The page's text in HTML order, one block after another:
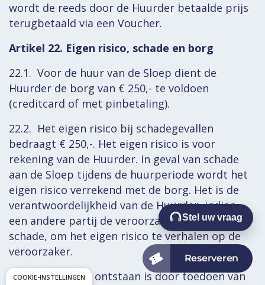
wordt de reeds door de Huurder betaalde prijs
terugbetaald via een Voucher.
Artikel 22. Eigen risico, schade en borg
22.1. Voor de huur van de Sloep dient de
Huurder de borg van € 250,- te voldoen
(creditcard of met pinbetaling).
22.2. Het eigen risico bij schadegevallen
bedraagt € 250,-. Het eigen risico is voor
rekening van de Huurder. In geval van schade
aan de Sloep tijdens de huurperiode wordt het
eigen risico verrekend met de borg. Het is de
verantwoordelijkheid van de Huurder, indien
een andere partij de veroorzaker is van de
schade, om het eigen risico te verhalen op de
veroorzaker.
22.3. Schade die ontstaan is door toedoen van
Stel uw vraag
COOKIE-INSTELLINGEN